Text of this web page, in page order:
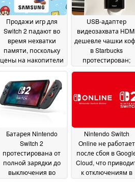
Продажи игр для
Switch 2 падают во
время нехватки
памяти, поскольку
цены на накопители
привлекательность
консоли06 March 2026
USB-адаптер
видеозахвата
дешевле чашки
в Starbucks
протестирован;
26 June 2025
Батарея Nintendo
Switch 2
протестирована от
полной зарядки до
выключения во
Nintendo Switch
Online не работает
после сбоя в
Cloud, что
к отключениям в